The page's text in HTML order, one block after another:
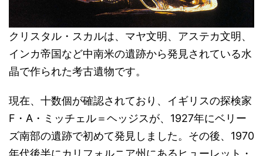
クリスタル・スカルは、マヤ文明、アステカ文明、
インカ帝国など中南米の遺跡から発見されている水
晶で作られた考古遺物です。
現在、十数個が確認されており、イギリスの探検家
F・A・ミッチェル＝ヘッジスが、1927年にベリー
ズ南部の遺跡で初めて発見しました。その後、1970
年代後半にカリフォルニア州にあるヒューレット・